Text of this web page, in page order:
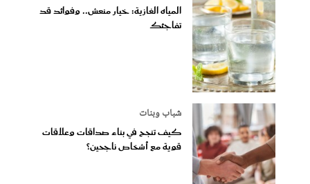
المياه الغازية: خيار منعش.. وفوائد قد
تفاجئك
شباب وبنات
كيف تنجح في بناء صداقات وعلاقات
قوية مع أشخاص ناجحين؟